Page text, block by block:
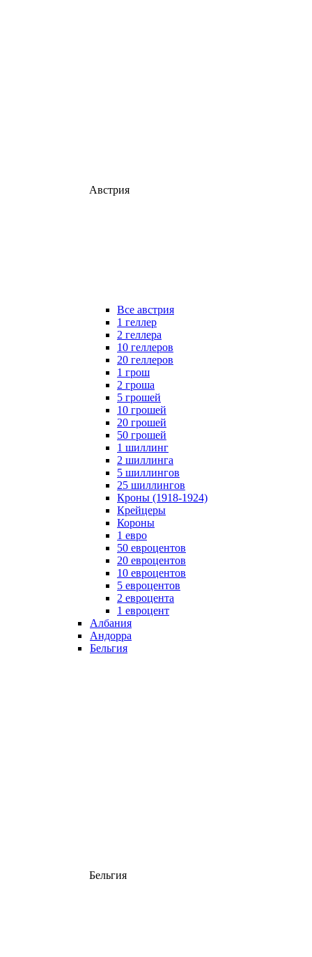
Австрия
Все австрия
1 геллер
2 геллера
10 геллеров
20 геллеров
1 грош
2 гроша
5 грошей
10 грошей
20 грошей
50 грошей
1 шиллинг
2 шиллинга
5 шиллингов
25 шиллингов
Кроны (1918-1924)
Крейцеры
Короны
1 евро
50 евроцентов
20 евроцентов
10 евроцентов
5 евроцентов
2 евроцента
1 евроцент
Албания
Андорра
Бельгия
Бельгия